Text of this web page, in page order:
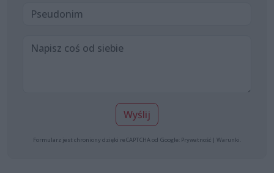
Wyślij
Formularz jest chroniony dzięki reCAPTCHA od Google: Prywatność | Warunki